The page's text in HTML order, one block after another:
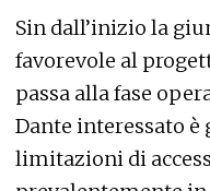
Sin dall’inizio la
favorevole al
passa alla fase
Dante interessato è
limitazioni di